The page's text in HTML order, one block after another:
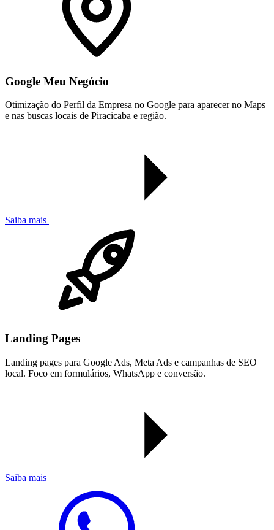
Google Meu Negócio
Otimização do Perfil da Empresa no Google para aparecer no Maps
e nas buscas locais de Piracicaba e região.
Saiba mais
Landing Pages
Landing pages para Google Ads, Meta Ads e campanhas de SEO
local. Foco em formulários, WhatsApp e conversão.
Saiba mais